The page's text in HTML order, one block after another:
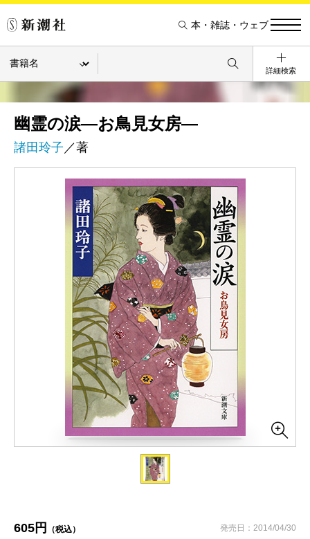
本・雑誌・ウェブ
詳細検索
幽霊の涙―お鳥見女房―
諸田玲子 ／著
605円 （税込） 発売日：2014/04/30